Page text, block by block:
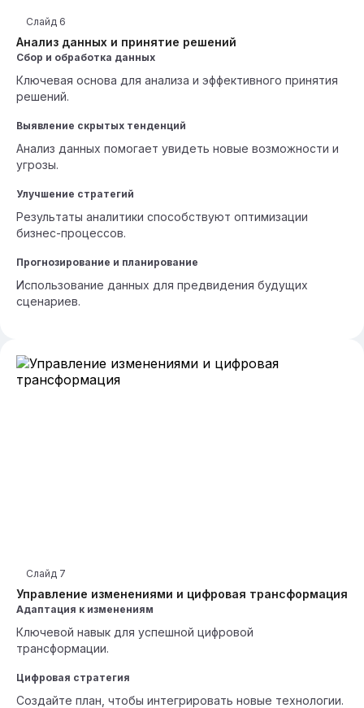
Анализ данных и принятие решений
Слайд 6
Сбор и обработка данных
Ключевая основа для анализа и эффективного принятия
решений.
Выявление скрытых тенденций
Анализ данных помогает увидеть новые возможности и
угрозы.
Улучшение стратегий
Результаты аналитики способствуют оптимизации
бизнес-процессов.
Прогнозирование и планирование
Использование данных для предвидения будущих
сценариев.
Управление изменениями и цифровая трансформация
Слайд 7
Адаптация к изменениям
Ключевой навык для успешной цифровой
трансформации.
Цифровая стратегия
Создайте план, чтобы интегрировать новые технологии.